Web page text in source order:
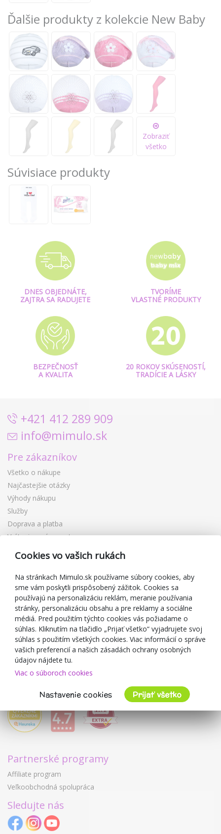
Ďalšie produkty z kolekcie New Baby
Zobraziť
všetko
Súvisiace produkty
DNES OBJEDNÁTE,
ZAJTRA SA RADUJETE
TVORÍME
VLASTNÉ PRODUKTY
BEZPEČNOSŤ
A KVALITA
20 ROKOV SKÚSENOSTÍ,
TRADÍCIE A LÁSKY
+421 412 289 909
info@mimulo.sk
Pre zákazníkov
Všetko o nákupe
Najčastejšie otázky
Výhody nákupu
Služby
Doprava a platba
Vrátenie a výmena tovaru
Reklamácia
Darčekové poukážky
Zľavové kupóny
Blog
O predajcovi
Mimulo.sk
Obchodné podmienky
Ochrana osobných údajov GDPR
Kontakty
Spolupracujeme
Partnerské programy
Affiliate program
Veľkoobchodná spolupráca
Sledujte nás
Cookies vo vašich rukách
Na stránkach Mimulo.sk používame súbory cookies, aby
sme vám poskytli prispôsobený zážitok. Cookies sa
používajú na personalizáciu reklám, meranie používania
stránky, personalizáciu obsahu a pre reklamy a sociálne
médiá. Pred použitím týchto cookies vás požiadame o
súhlas. Kliknutím na tlačidlo „Prijať všetko“ vyjadrujete svoj
súhlas s použitím všetkých cookies. Viac informácií o správe
vašich preferencií a našich zásadách ochrany osobných
údajov nájdete tu.
Viac o súboroch cookies
Nastavenie cookies Prijať všetko